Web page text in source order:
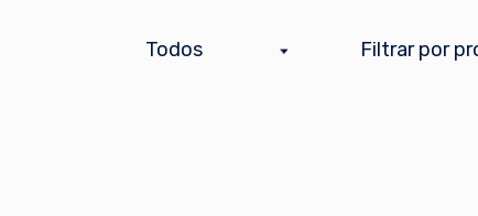
Todos Filtrar por